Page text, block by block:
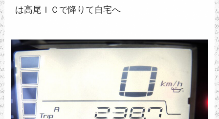
は高尾ＩＣで降りて自宅へ